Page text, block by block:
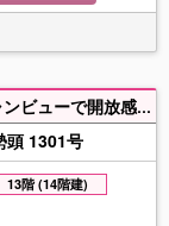
内覧予約受付中！高層階マンション☆オーシャンビューで開放感があり、夕日や夜景を眺められます♪
頭 1301号
13階 (14階建)